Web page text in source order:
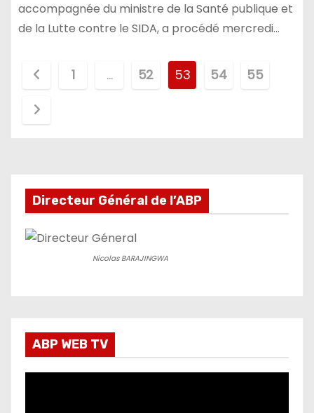
accompagnée du ministre de la Santé publique et
de la Lutte contre le SIDA, a procédé mercredi…
Pagination
des
1 … 52 53 54 55
Directeur Général de l’ABP
Nicolas BARAJINGWA
ABP WEB TV